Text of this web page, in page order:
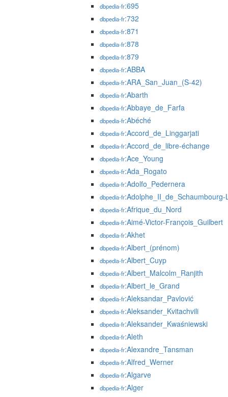
dbpedia-fr:695
dbpedia-fr:732
dbpedia-fr:871
dbpedia-fr:878
dbpedia-fr:879
dbpedia-fr:ABBA
dbpedia-fr:ARA_San_Juan_(S-42)
dbpedia-fr:Abarth
dbpedia-fr:Abbaye_de_Farfa
dbpedia-fr:Abéché
dbpedia-fr:Accord_de_Linggarjati
dbpedia-fr:Accord_de_libre-échange
dbpedia-fr:Ace_Young
dbpedia-fr:Ada_Rogato
dbpedia-fr:Adolfo_Pedernera
dbpedia-fr:Adolphe_II_de_Schaumbourg-
dbpedia-fr:Afrique_du_Nord
dbpedia-fr:Aimé-Victor-François_Guilbert
dbpedia-fr:Akhet
dbpedia-fr:Albert_(prénom)
dbpedia-fr:Albert_Cuyp
dbpedia-fr:Albert_Malcolm_Ranjith
dbpedia-fr:Albert_le_Grand
dbpedia-fr:Aleksandar_Pavlović
dbpedia-fr:Aleksander_Kvitachvili
dbpedia-fr:Aleksander_Kwaśniewski
dbpedia-fr:Aleth
dbpedia-fr:Alexandre_Tansman
dbpedia-fr:Alfred_Werner
dbpedia-fr:Algarve
dbpedia-fr:Alger